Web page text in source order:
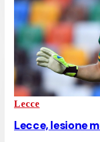
Lecce
Lecce, lesione